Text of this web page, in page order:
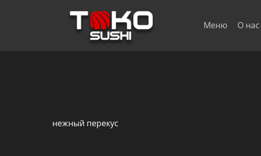
Меню О нас
нежный перекус